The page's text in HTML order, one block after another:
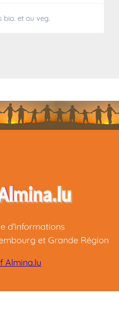
bio. et ou veg.
d'informations
et Grande Région
Almina.lu